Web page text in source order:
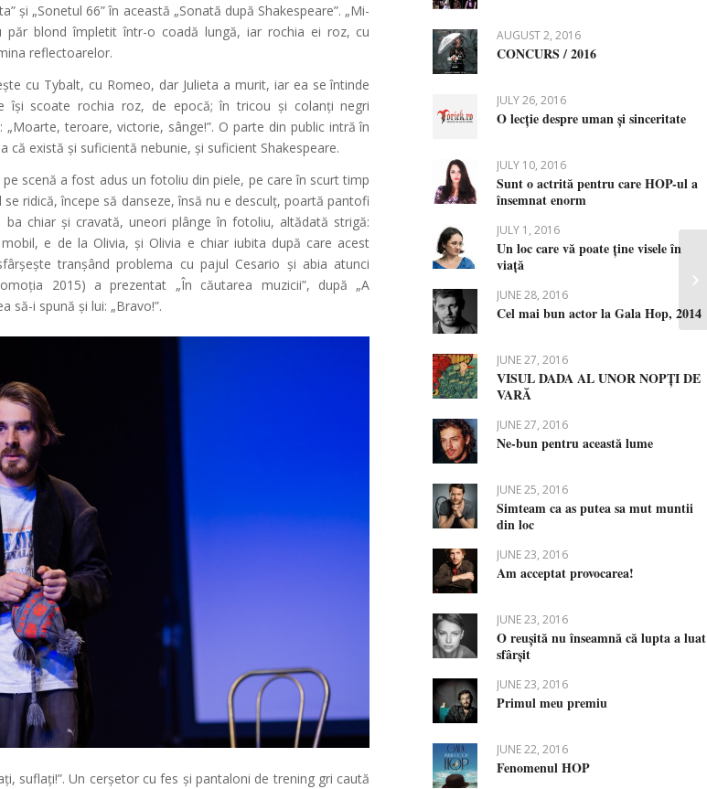
și „Sonetul 66” în această „Sonată după Shakespeare”. „Mi-
păr blond împletit într-o coadă lungă, iar rochia ei roz, cu
reflectoarelor.
cu Tybalt, cu Romeo, dar Julieta a murit, iar ea se întinde
își scoate rochia roz, de epocă; în tricou și colanți negri
teroare, victorie, sânge!”. O parte din public intră în
că există și suficientă nebunie, și suficient Shakespeare.
scenă a fost adus un fotoliu din piele, pe care în scurt timp
ridică, începe să danseze, însă nu e desculț, poartă pantofi
chiar și cravată, uneori plânge în fotoliu, altădată strigă:
e de la Olivia, și Olivia e chiar iubita după care acest
tranșând problema cu pajul Cesario și abia atunci
2015) a prezentat „În căutarea muzicii”, după „A
să-i spună și lui: „Bravo!”.
suflați!”. Un cerșetor cu fes și pantaloni de trening gri caută
AUGUST 2, 2016
CONCURS / 2016
JULY 26, 2016
O lecție despre uman și sinceritate
JULY 10, 2016
Sunt o actrită pentru care HOP-ul a
însemnat enorm
JULY 1, 2016
Un loc care vă poate ține visele în
viață
JUNE 28, 2016
Cel mai bun actor la Gala Hop, 2014
JUNE 27, 2016
VISUL DADA AL UNOR NOPȚI DE
VARĂ
JUNE 27, 2016
Ne-bun pentru această lume
JUNE 25, 2016
Simteam ca as putea sa mut muntii
din loc
JUNE 23, 2016
Am acceptat provocarea!
JUNE 23, 2016
O reușită nu înseamnă că lupta a luat
sfârșit
JUNE 23, 2016
Primul meu premiu
JUNE 22, 2016
Fenomenul HOP